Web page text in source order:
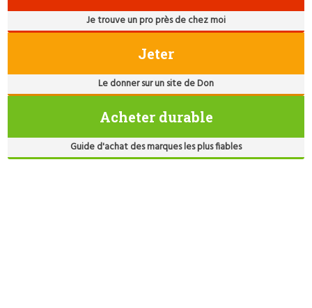
Je trouve un pro près de chez moi
Jeter
Le donner sur un site de Don
Acheter durable
Guide d'achat des marques les plus fiables